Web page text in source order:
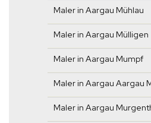
Maler in Aargau Mühlau
Maler in Aargau Mülligen
Maler in Aargau Mumpf
Maler in Aargau Aargau
Maler in Aargau